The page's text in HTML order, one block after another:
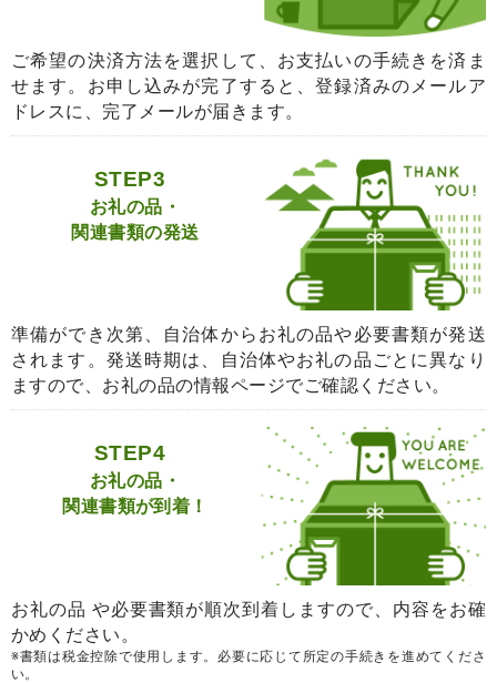
ご希望の決済方法を選択して、お支払いの手続きを済ま
せます。お申し込みが完了すると、登録済みのメールア
ドレスに、完了メールが届きます。
STEP3
お礼の品・
関連書類の発送
準備ができ次第、自治体からお礼の品や必要書類が発送
されます。発送時期は、自治体やお礼の品ごとに異なり
ますので、お礼の品の情報ページでご確認ください。
STEP4
お礼の品・
関連書類が到着！
お礼の品 や必要書類が順次到着しますので、内容をお確
かめください。
※書類は税金控除で使用します。必要に応じて所定の手続きを進めてくださ
い。